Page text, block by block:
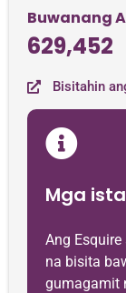
Buwanang
629,452
Bisitahin
Mga
Ang
na bisita
gumagamit